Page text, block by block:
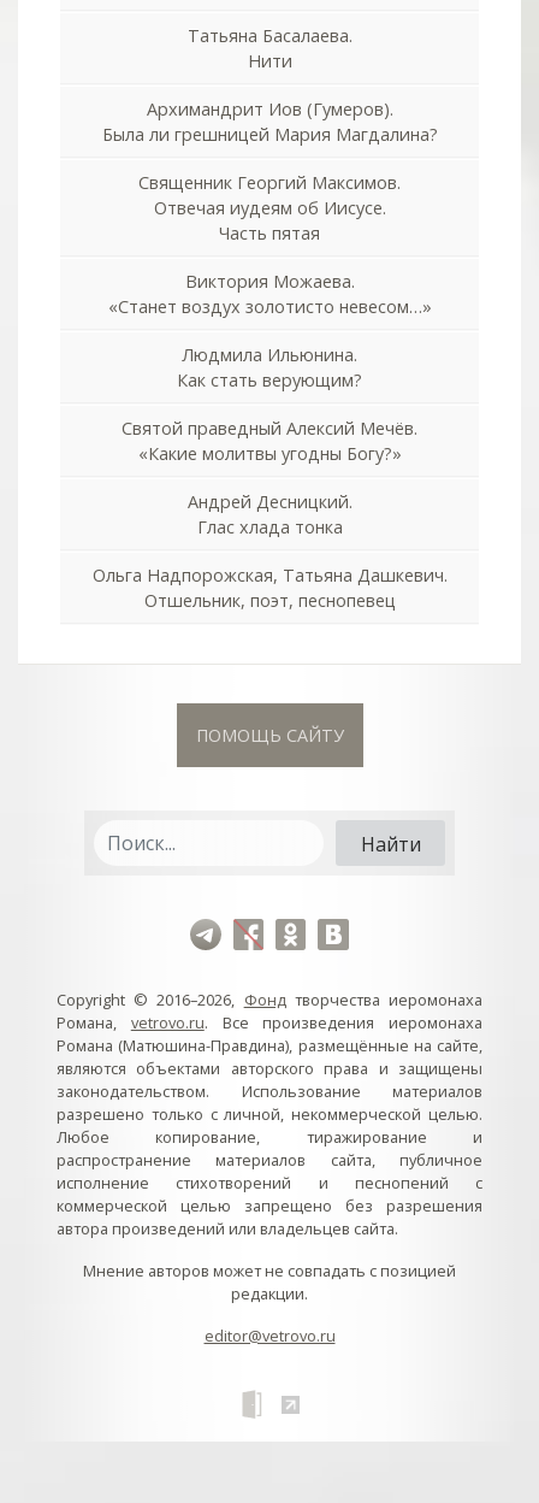
Татьяна Басалаева.
Нити
Архимандрит Иов (Гумеров).
Была ли грешницей Мария Магдалина?
Священник Георгий Максимов.
Отвечая иудеям об Иисусе.
Часть пятая
Виктория Можаева.
«Станет воздух золотисто невесом…»
Людмила Ильюнина.
Как стать верующим?
Святой праведный Алексий Мечёв.
«Какие молитвы угодны Богу?»
Андрей Десницкий.
Глас хлада тонка
Ольга Надпорожская, Татьяна Дашкевич.
Отшельник, поэт, песнопевец
ПОМОЩЬ САЙТУ
Copyright © 2016–2026, Фондтворчества иеромонаха
Романа, vetrovo.ru. Все произведения иеромонаха
Романа (Матюшина-Правдина), размещённые на сайте,
являются объектами авторского права и защищены
законодательством. Использование материалов
разрешено только с личной, некоммерческой целью.
Любое копирование, тиражирование и
распространение материалов сайта, публичное
исполнение стихотворений и песнопений с
коммерческой целью запрещено без разрешения
автора произведений или владельцев сайта.
Мнение авторов может не совпадать с позицией
редакции.
editor@vetrovo.ru